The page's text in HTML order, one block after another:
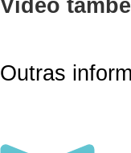
Vídeo
Outras